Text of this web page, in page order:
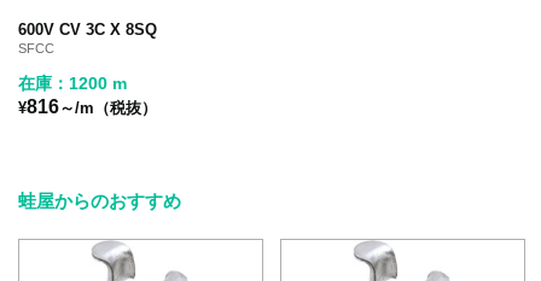
600V CV 3C X 8SQ
SFCC
在庫：1200 m
¥816～/m（税抜）
蛙屋からのおすすめ